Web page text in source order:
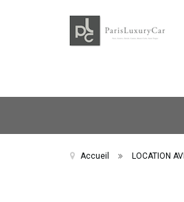
Accueil LOCATION